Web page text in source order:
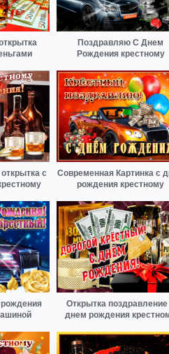
Поздравляю С Днем
Рождения крестному
с
Современная Картинка с
рождения крестному
Открытка поздравление
днем рождения